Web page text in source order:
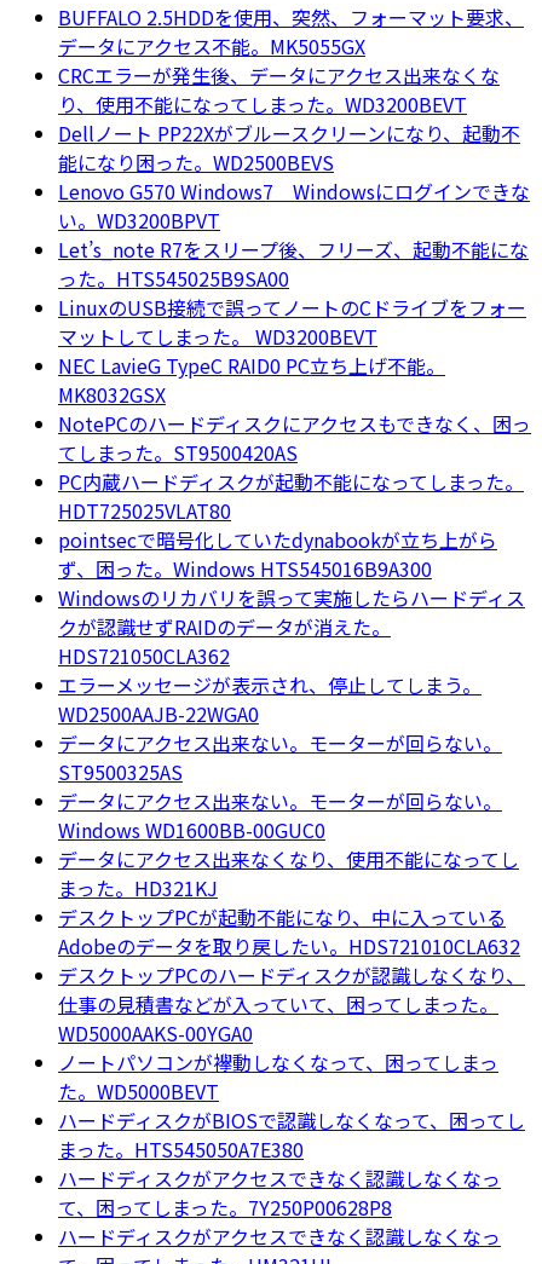
BUFFALO 2.5HDDを使用、突然、フォーマット要求、
データにアクセス不能。MK5055GX
CRCエラーが発生後、データにアクセス出来なくな
り、使用不能になってしまった。WD3200BEVT
Dellノート PP22Xがブルースクリーンになり、起動不
能になり困った。WD2500BEVS
Lenovo G570 Windows7 Windowsにログインできな
い。WD3200BPVT
Let’s_note R7をスリープ後、フリーズ、起動不能にな
った。HTS545025B9SA00
LinuxのUSB接続で誤ってノートのCドライブをフォー
マットしてしまった。 WD3200BEVT
NEC LavieG TypeC RAID0 PC立ち上げ不能。
MK8032GSX
NotePCのハードディスクにアクセスもできなく、困っ
てしまった。ST9500420AS
PC内蔵ハードディスクが起動不能になってしまった。
HDT725025VLAT80
pointsecで暗号化していたdynabookが立ち上がら
ず、困った。Windows HTS545016B9A300
Windowsのリカバリを誤って実施したらハードディス
クが認識せずRAIDのデータが消えた。
HDS721050CLA362
エラーメッセージが表示され、停止してしまう。
WD2500AAJB-22WGA0
データにアクセス出来ない。モーターが回らない。
ST9500325AS
データにアクセス出来ない。モーターが回らない。
Windows WD1600BB-00GUC0
データにアクセス出来なくなり、使用不能になってし
まった。HD321KJ
デスクトップPCが起動不能になり、中に入っている
Adobeのデータを取り戻したい。HDS721010CLA632
デスクトップPCのハードディスクが認識しなくなり、
仕事の見積書などが入っていて、困ってしまった。
WD5000AAKS-00YGA0
ノートパソコンが襷動しなくなって、困ってしまっ
た。WD5000BEVT
ハードディスクがBIOSで認識しなくなって、困ってし
まった。HTS545050A7E380
ハードディスクがアクセスできなく認識しなくなっ
て、困ってしまった。7Y250P00628P8
ハードディスクがアクセスできなく認識しなくなっ